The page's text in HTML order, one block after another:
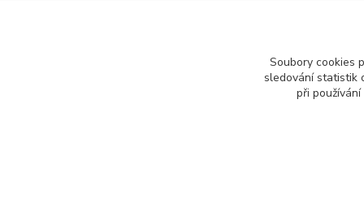
Soubory cookies
sledování statistik
při